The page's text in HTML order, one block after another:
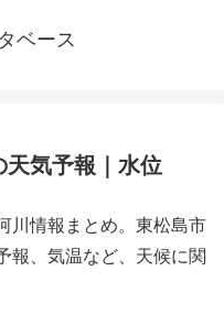
ベース
気予報｜水位
川情報まとめ。東松島市
報、気温など、天候に関